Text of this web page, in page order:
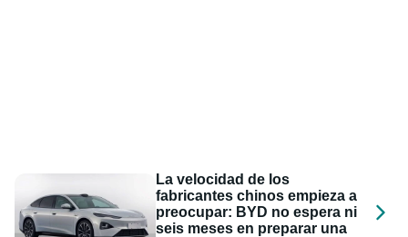
La velocidad de los
fabricantes chinos empieza a
preocupar: BYD no espera ni
seis meses en preparar una